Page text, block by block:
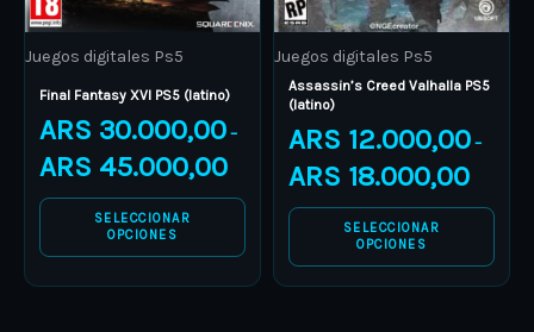
Juegos digitales Ps5
Final Fantasy XVI PS5 (latino)
ARS 30.000,00 –
ARS 45.000,00
SELECCIONAR
OPCIONES
be
chosen
on
the
product
page
Juegos digitales Ps5
Assassin’s Creed Valhalla PS5
(latino)
ARS 12.000,00 –
ARS 18.000,00
SELECCIONAR
OPCIONES
be
chosen
on
the
product